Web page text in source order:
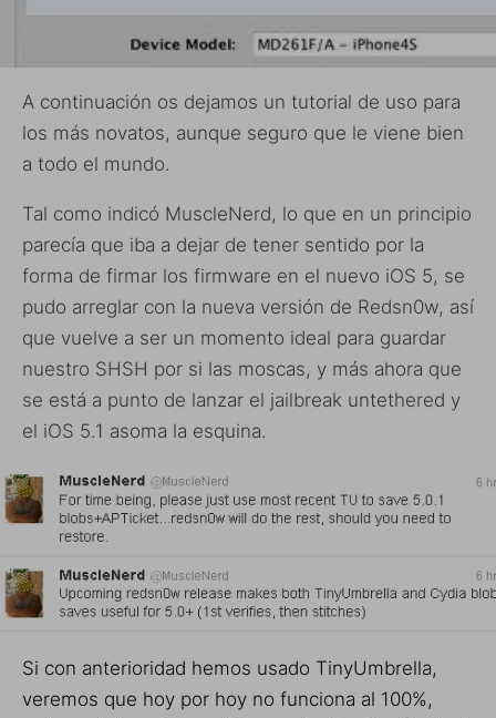
A continuación os dejamos un tutorial de uso para
los más novatos, aunque seguro que le viene bien
a todo el mundo.
Tal como indicó MuscleNerd, lo que en un principio
parecía que iba a dejar de tener sentido por la
forma de firmar los firmware en el nuevo iOS 5, se
pudo arreglar con la nueva versión de Redsn0w, así
que vuelve a ser un momento ideal para guardar
nuestro SHSH por si las moscas, y más ahora que
se está a punto de lanzar el jailbreak untethered y
el iOS 5.1 asoma la esquina.
Si con anterioridad hemos usado TinyUmbrella,
veremos que hoy por hoy no funciona al 100%,